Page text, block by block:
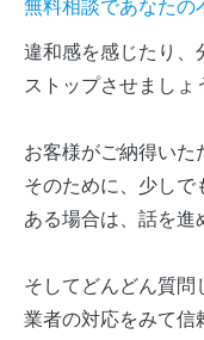
無料相談であなたの
違和感を感じたり、
ストップさせましょ
お客様がご納得いた
そのために、少し
ある場合は、話を進
そしてどんどん質問
業者の対応をみて信